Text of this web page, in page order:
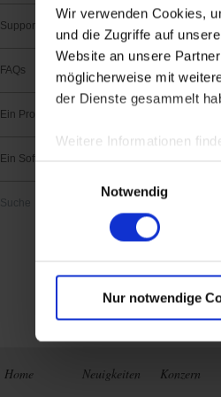
Wir verwenden Cookies,
und die Zugriffe auf
Website an unsere
möglicherweise mit
der Dienste gesammelt
Weitere Informationen
Notwendig
Nur notwendige
Support kontaktieren
FAQs
Ein Produkt registrieren
Ein Software registrieren
Suche
1 Ergebnis(se)
METRIX
ScopeNet lets
- View
- Perform
- Take
Home Neuigkeiten Konzern